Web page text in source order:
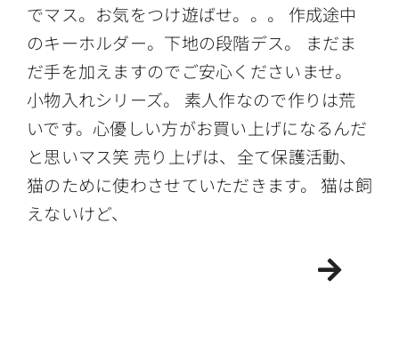
でマス。お気をつけ遊ばせ。。。 作成途中
のキーホルダー。下地の段階デス。 まだま
だ手を加えますのでご安心くださいませ。
小物入れシリーズ。 素人作なので作りは荒
いです。心優しい方がお買い上げになるんだ
と思いマス笑 売り上げは、全て保護活動、
猫のために使わさせていただきます。 猫は飼
えないけど、